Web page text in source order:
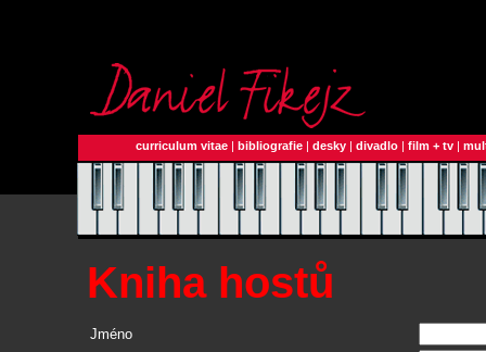
curriculum vitae | bibliografie | desky | divadlo | film + tv |
Kniha hostů
Jméno